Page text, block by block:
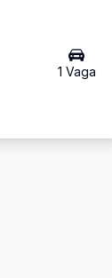
1 Vaga